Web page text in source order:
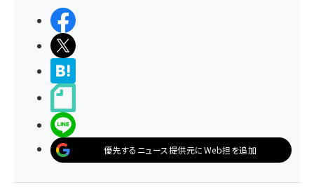
優先するニュース提供元にWeb担を追加